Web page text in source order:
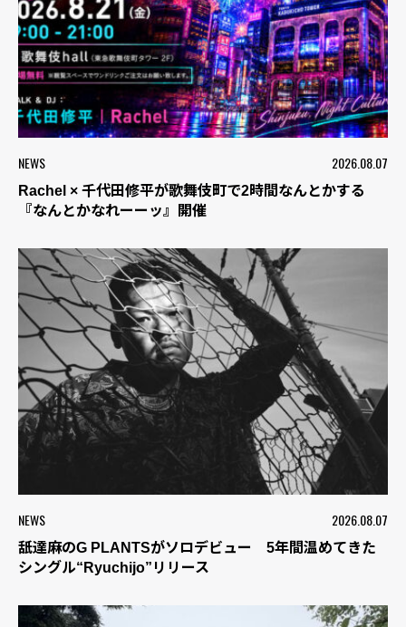
NEWS 2026.08.07
Rachel × 千代田修平が歌舞伎町で2時間なんとかする
『なんとかなれーーッ』開催
NEWS 2026.08.07
舐達麻のG PLANTSがソロデビュー 5年間温めてきた
シングル“Ryuchijo”リリース